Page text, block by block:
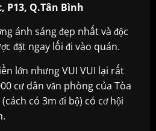
P13, Q.Tân Bình
ánh sáng đẹp nhất và độc
đặt ngay lối đi vào quán.
lớn nhưng VUI VUI lại rất
cư dân văn phòng của Tòa
có 3m đi bộ) có cơ hội